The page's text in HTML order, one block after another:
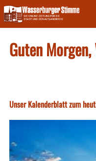
Skip
to
content
Guten
Unser Kalenderblatt zum